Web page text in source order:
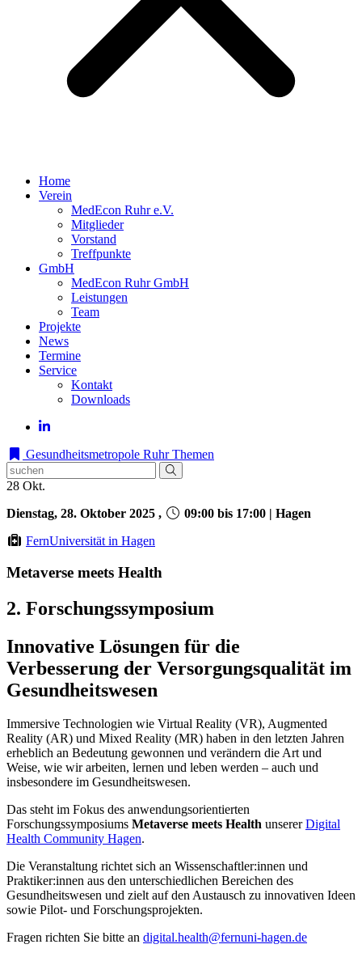
Home
Verein
MedEcon Ruhr e.V.
Mitglieder
Vorstand
Treffpunkte
GmbH
MedEcon Ruhr GmbH
Leistungen
Team
Projekte
News
Termine
Service
Kontakt
Downloads
Gesundheitsmetropole Ruhr Themen
28 Okt.
Dienstag, 28. Oktober 2025 ,
09:00 bis 17:00 | Hagen
FernUniversität in Hagen
Metaverse meets Health
2. Forschungssymposium
Innovative Lösungen für die
Verbesserung der Versorgungsqualität im
Gesundheitswesen
Immersive Technologien wie Virtual Reality (VR), Augmented
Reality (AR) und Mixed Reality (MR) haben in den letzten Jahren
erheblich an Bedeutung gewonnen und verändern die Art und
Weise, wie wir arbeiten, lernen und leben werden – auch und
insbesondere im Gesundheitswesen.
Das steht im Fokus des anwendungsorientierten
Forschungssymposiums Metaverse meets Health unsererDigital
Health Community Hagen.
Die Veranstaltung richtet sich an Wissenschaftler:innen und
Praktiker:innen aus den unterschiedlichen Bereichen des
Gesundheitswesen und zielt auf den Austausch zu innovativen Ideen
sowie Pilot- und Forschungsprojekten.
Fragen richten Sie bitte an digital.health@fernuni-hagen.de